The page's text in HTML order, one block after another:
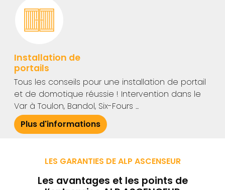
Installation de
portails
Tous les conseils pour une installation de portail
et de domotique réussie ! Intervention dans le
Var à Toulon, Bandol, Six-Fours ...
Plus d'informations
LES GARANTIES DE ALP ASCENSEUR
Les avantages et les points de